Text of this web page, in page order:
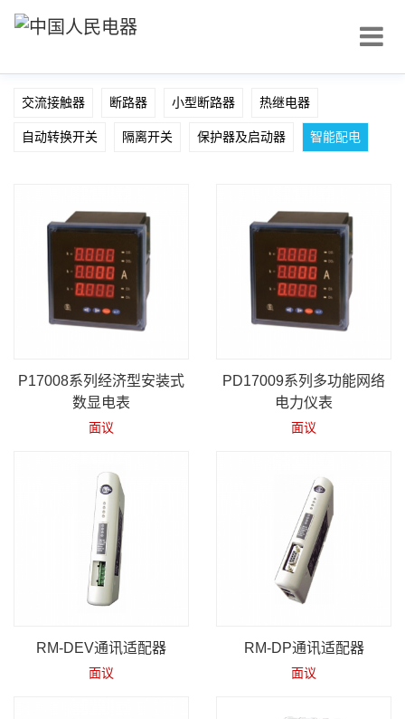
交流接触器 断路器 小型断路器 热继电器
自动转换开关 隔离开关 保护器及启动器 智能配电
P17008系列经济型安装式
数显电表
面议
PD17009系列多功能网络
电力仪表
面议
RM-DEV通讯适配器
面议
RM-DP通讯适配器
面议